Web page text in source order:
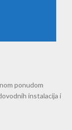
ponudom
instalacija i